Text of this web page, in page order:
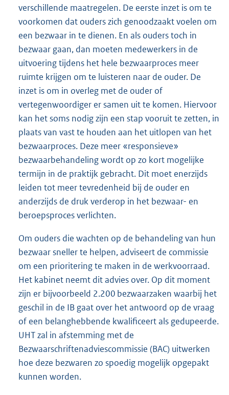
verschillende maatregelen. De eerste inzet is om te
voorkomen dat ouders zich genoodzaakt voelen om
een bezwaar in te dienen. En als ouders toch in
bezwaar gaan, dan moeten medewerkers in de
uitvoering tijdens het hele bezwaarproces meer
ruimte krijgen om te luisteren naar de ouder. De
inzet is om in overleg met de ouder of
vertegenwoordiger er samen uit te komen. Hiervoor
kan het soms nodig zijn een stap vooruit te zetten, in
plaats van vast te houden aan het uitlopen van het
bezwaarproces. Deze meer «responsieve»
bezwaarbehandeling wordt op zo kort mogelijke
termijn in de praktijk gebracht. Dit moet enerzijds
leiden tot meer tevredenheid bij de ouder en
anderzijds de druk verderop in het bezwaar- en
beroepsproces verlichten.
Om ouders die wachten op de behandeling van hun
bezwaar sneller te helpen, adviseert de commissie
om een prioritering te maken in de werkvoorraad.
Het kabinet neemt dit advies over. Op dit moment
zijn er bijvoorbeeld 2.200 bezwaarzaken waarbij het
geschil in de IB gaat over het antwoord op de vraag
of een belanghebbende kwalificeert als gedupeerde.
UHT zal in afstemming met de
Bezwaarschriftenadviescommissie (BAC) uitwerken
hoe deze bezwaren zo spoedig mogelijk opgepakt
kunnen worden.